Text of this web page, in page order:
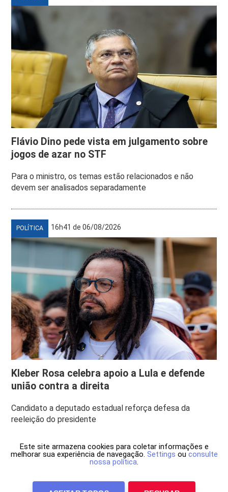
Flávio Dino pede vista em julgamento sobre
jogos de azar no STF
Para o ministro, os temas estão relacionados e não
devem ser analisados separadamente
POLÍTICA 16h41 de 06/08/2026
Kleber Rosa celebra apoio a Lula e defende
união contra a direita
Candidato a deputado estadual reforça defesa da
reeleição do presidente
Este site armazena cookies para coletar informações e
melhorar sua experiência de navegação. Settings ou consulte
nossa política.